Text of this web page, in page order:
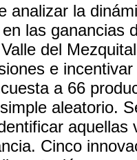
analizar la
las ganancias
del
e
a 66
aleatorio.
Cinco